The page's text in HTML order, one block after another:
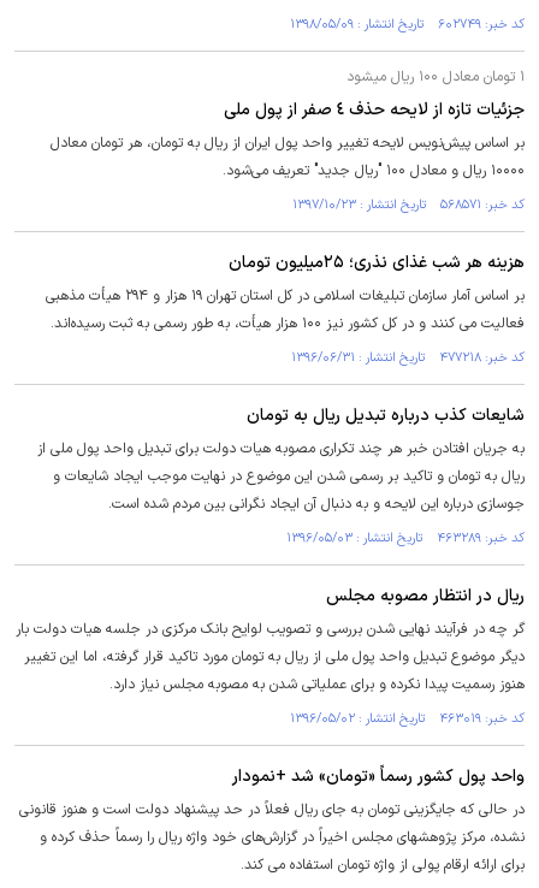
کد خبر: ۶۰۲۷۴۹ تاریخ انتشار : ۱۳۹۸/۰۵/۰۹
۱ تومان معادل ۱۰۰ ریال می‎شود
جزئیات تازه از لایحه حذف ٤ صفر از پول ملی
بر اساس پیش‌نویس لایحه تغییر واحد پول ایران از ریال به تومان، هر تومان معادل
۱۰۰۰۰ ریال و معادل ۱۰۰ "ریال جدید" تعریف می‌شود.
کد خبر: ۵۶۸۵۷۱ تاریخ انتشار : ۱۳۹۷/۱۰/۲۳
هزینه هر شب غذای نذری؛ ۲۵میلیون تومان
بر اساس آمار سازمان تبلیغات اسلامی در کل استان تهران ۱۹ هزار و ۲۹۴ هیأت مذهبی
فعالیت می کنند و در کل کشور نیز ۱۰۰ هزار هیأت، به طور رسمی به ثبت رسیده‌اند.
کد خبر: ۴۷۷۲۱۸ تاریخ انتشار : ۱۳۹۶/۰۶/۳۱
شایعات کذب درباره تبدیل ریال به تومان
به جریان افتادن خبر هر چند تکراری مصوبه هیات دولت برای تبدیل واحد پول ملی از
ریال به تومان و تاکید بر رسمی شدن این موضوع در نهایت موجب ایجاد شایعات و
جوسازی درباره این لایحه و به دنبال آن ایجاد نگرانی بین مردم شده است.
کد خبر: ۴۶۳۲۸۹ تاریخ انتشار : ۱۳۹۶/۰۵/۰۳
ریال در انتظار مصوبه مجلس
گر چه در فرآیند نهایی شدن بررسی و تصویب لوایح بانک مرکزی در جلسه هیات دولت بار
دیگر موضوع تبدیل واحد پول ملی از ریال به تومان مورد تاکید قرار گرفته، اما این تغییر
هنوز رسمیت پیدا نکرده و برای عملیاتی شدن به مصوبه مجلس نیاز دارد.
کد خبر: ۴۶۳۰۱۹ تاریخ انتشار : ۱۳۹۶/۰۵/۰۲
واحد پول کشور رسماً «تومان» شد +نمودار
در حالی که جایگزینی تومان به جای ریال فعلاً در حد پیشنهاد دولت است و هنوز قانونی
نشده، مرکز پژوهشهای مجلس اخیراً در گزارش‌های خود واژه ریال را رسماً حذف کرده و
برای ارائه ارقام پولی از واژه تومان استفاده می کند.